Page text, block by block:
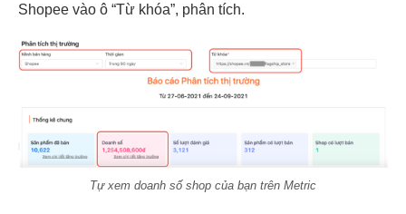
Shopee vào ô “Từ khóa”, phân tích.
Tự xem doanh số shop của bạn trên Metric